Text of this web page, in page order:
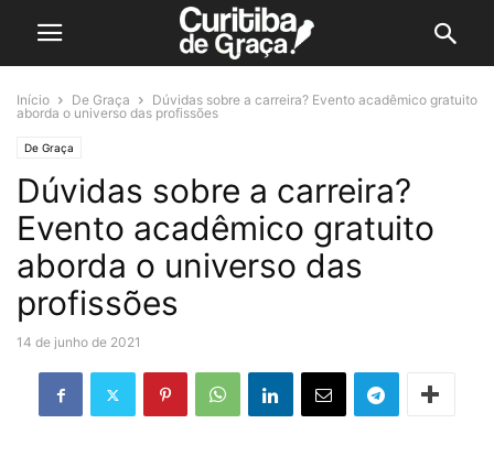
Início De Graça
Dúvidas sobre a carreira? Evento acadêmico gratuito
aborda o universo das profissões
De Graça
Dúvidas sobre a carreira?
Evento acadêmico gratuito
aborda o universo das
profissões
14 de junho de 2021